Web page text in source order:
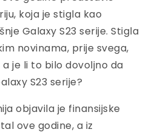
koja je stigla kao
Galaxy S23 serije. Stigla
novinama, prije svega,
je li to bilo dovoljno da
S23 serije?
objavila je finansijske
ove godine, a iz